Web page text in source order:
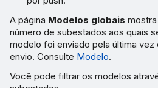
A página Modelos globais
número de subestados aos quais
modelo foi enviado pela última
envio. Consulte Modelo.
Você pode filtrar os modelos